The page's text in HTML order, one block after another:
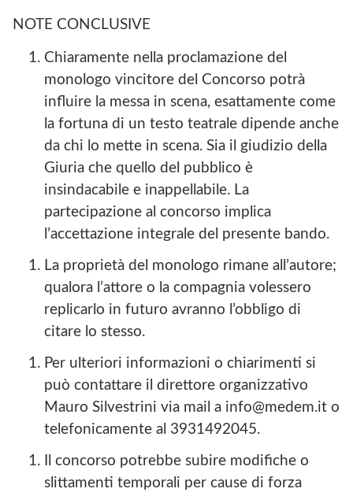
NOTE CONCLUSIVE
Chiaramente nella proclamazione del
monologo vincitore del Concorso potrà
influire la messa in scena, esattamente come
la fortuna di un testo teatrale dipende anche
da chi lo mette in scena. Sia il giudizio della
Giuria che quello del pubblico è
insindacabile e inappellabile. La
partecipazione al concorso implica
l’accettazione integrale del presente bando.
La proprietà del monologo rimane all’autore;
qualora l’attore o la compagnia volessero
replicarlo in futuro avranno l’obbligo di
citare lo stesso.
Per ulteriori informazioni o chiarimenti si
può contattare il direttore organizzativo
Mauro Silvestrini via mail a info@medem.it o
telefonicamente al 3931492045.
Il concorso potrebbe subire modifiche o
slittamenti temporali per cause di forza